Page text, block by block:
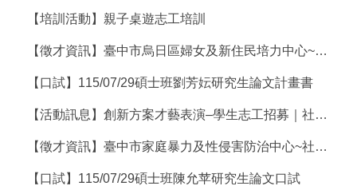
【培訓活動】親子桌遊志工培訓
【徵才資訊】臺中市烏日區婦女及新住民培力中心~徵社工師/社工員
【口試】115/07/29碩士班劉芳妘研究生論文計畫書
【活動訊息】創新方案才藝表演–學生志工招募｜社團法人臺中市康復之友協會
【徵才資訊】臺中市家庭暴力及性侵害防治中心~社安網聘用社工員徵才公告
【口試】115/07/29碩士班陳允苹研究生論文口試